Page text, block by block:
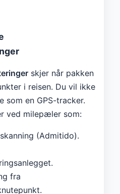
skjer når pakken
i reisen. Du vil ikke
som en GPS-tracker.
ved milepæler som:
(Admitido).
fra